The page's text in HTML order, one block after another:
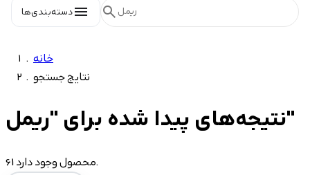
menuدسته‌بندی‌ها search
خانه
نتایج جستجو
نتیجه‌های پیدا شده برای "ریمل"
61 محصول وجود دارد.